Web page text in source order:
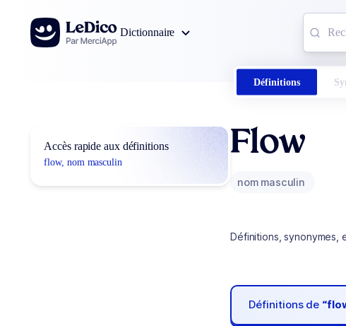
Aller au contenu
Dictionnaire
Définitions
Accès rapide aux définitions
flow, nom masculin
Flow
nom masculin
Définitions, synonymes,
Définitions de